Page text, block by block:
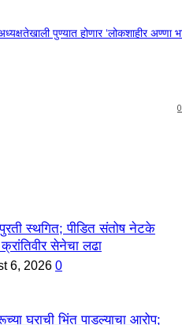
पुण्यात होणार ‘लोकशाहीर अण्णा
0
स्थगित; पीडित संतोष नेटके
क्रांतिवीर सेनेचा लढा
6, 2026 0
घराची भिंत पाडल्याचा आरोप;